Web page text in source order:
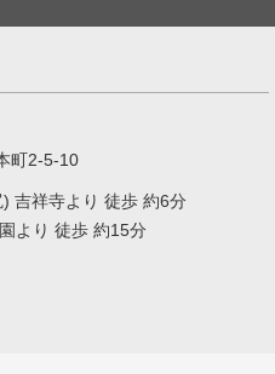
町2-5-10
吉祥寺より 徒歩 約6分
より 徒歩 約15分